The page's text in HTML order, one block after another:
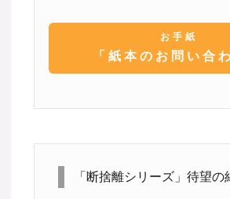
お手紙
「紙本のお問い合
「断捨離シリーズ」待望の